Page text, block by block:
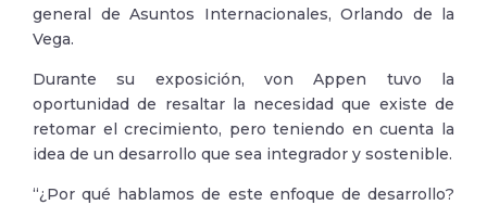
general de Asuntos Internacionales, Orlando de la
Vega.
Durante su exposición, von Appen tuvo la
oportunidad de resaltar la necesidad que existe de
retomar el crecimiento, pero teniendo en cuenta la
idea de un desarrollo que sea integrador y sostenible.
“¿Por qué hablamos de este enfoque de desarrollo?